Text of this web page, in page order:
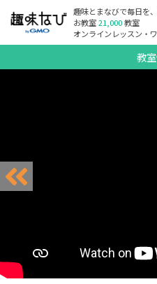
趣味とまなびで毎日を
お教室21,000教室
オンラインレッスン・
教